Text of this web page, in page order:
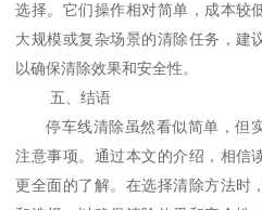
选择。它们操作相对简单，成本较
大规模或复杂场景的清除任务，建
以确保清除效果和安全性。
五、结语
停车线清除虽然看似简单，但
注意事项。通过本文的介绍，相信
更全面的了解。在选择清除方法时